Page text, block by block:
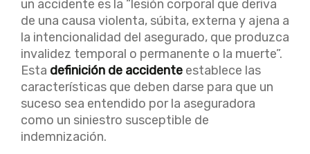
un accidente es la “lesión corporal que deriva
de una causa violenta, súbita, externa y ajena a
la intencionalidad del asegurado, que produzca
invalidez temporal o permanente o la muerte”.
Esta definición de accidente establece las
características que deben darse para que un
suceso sea entendido por la aseguradora
como un siniestro susceptible de
indemnización.